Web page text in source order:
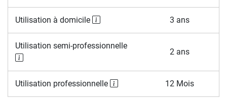
Utilisation à domicile 3 ans
Utilisation semi-professionnelle
2 ans
Utilisation professionnelle 12 Mois